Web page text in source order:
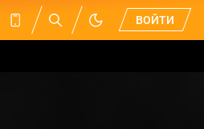
ВОЙТИ